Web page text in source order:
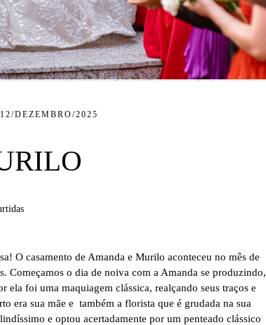
12/DEZEMBRO/2025
O casamento de Amanda e Murilo aconteceu no mês de
Começamos o dia de noiva com a Amanda se produzindo,
foi uma maquiagem clássica, realçando seus traços e
era sua mãe e também a florista que é grudada na sua
e optou acertadamente por um penteado clássico